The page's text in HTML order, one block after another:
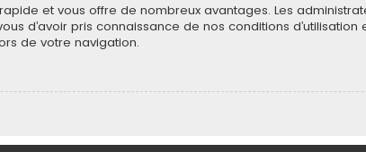
et vous offre de nombreux avantages. Les
d’avoir pris connaissance de nos conditions
de votre navigation.